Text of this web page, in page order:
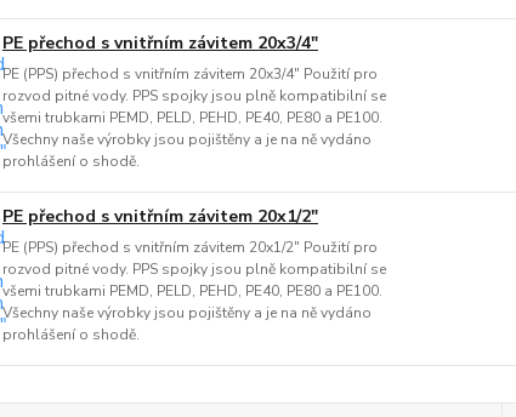
PE přechod s vnitřním závitem 20x3/4"
PE (PPS) přechod s vnitřním závitem 20x3/4" Použití pro
rozvod pitné vody. PPS spojky jsou plně kompatibilní se
všemi trubkami PEMD, PELD, PEHD, PE40, PE80 a PE100.
Všechny naše výrobky jsou pojištěny a je na ně vydáno
prohlášení o shodě.
PE přechod s vnitřním závitem 20x1/2"
PE (PPS) přechod s vnitřním závitem 20x1/2" Použití pro
rozvod pitné vody. PPS spojky jsou plně kompatibilní se
všemi trubkami PEMD, PELD, PEHD, PE40, PE80 a PE100.
Všechny naše výrobky jsou pojištěny a je na ně vydáno
prohlášení o shodě.